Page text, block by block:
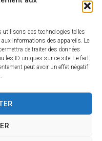
utilisons des technologies telles
informations des appareils. Le
de traiter des données
les ID uniques sur ce site. Le fait
peut avoir un effet négatif